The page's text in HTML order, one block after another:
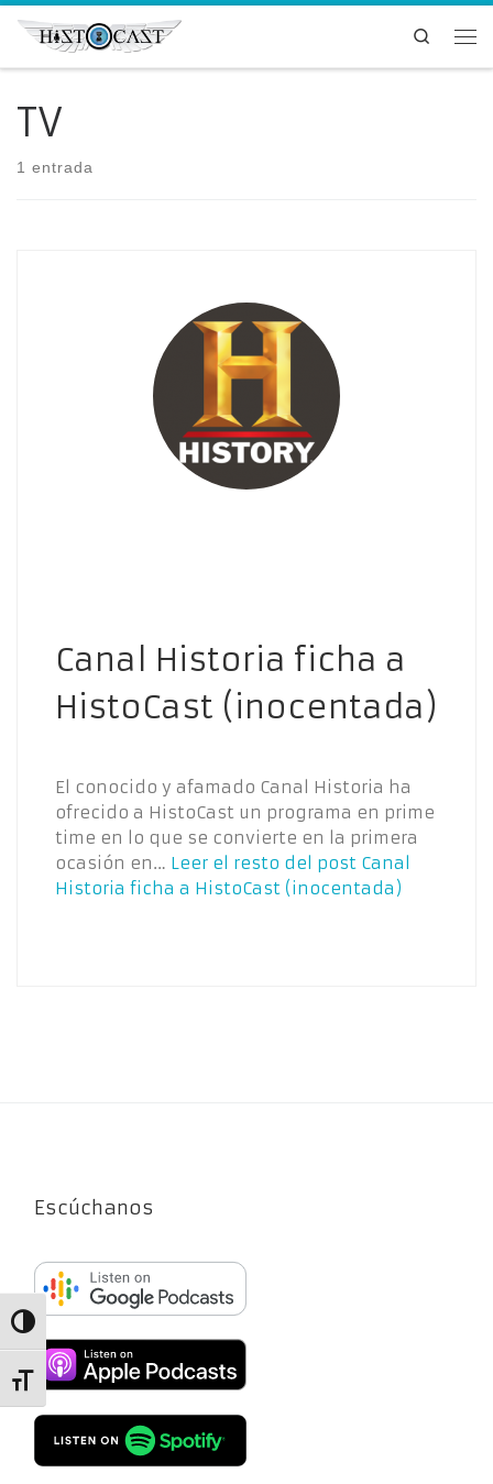
Alternar alto contraste
Alternar tamaño de letra
Saltar al contenido
Search
TV
1 entrada
Canal Historia ficha a
HistoCast (inocentada)
El conocido y afamado Canal Historia ha
ofrecido a HistoCast un programa en prime
time en lo que se convierte en la primera
ocasión en… Leer el resto del post Canal
Historia ficha a HistoCast (inocentada)
Escúchanos